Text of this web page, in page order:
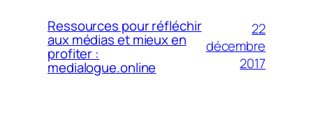
Ressources pour réfléchir
aux médias et mieux en
profiter :
medialogue.online
22
décembre
2017